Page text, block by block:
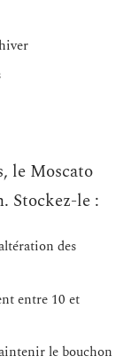
le Moscato
Stockez-le :
des
entre 10 et
le bouchon